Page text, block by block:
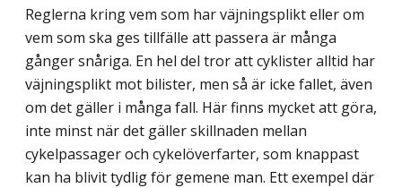
Reglerna kring vem som har väjningsplikt eller om
vem som ska ges tillfälle att passera är många
gånger snåriga. En hel del tror att cyklister alltid har
väjningsplikt mot bilister, men så är icke fallet, även
om det gäller i många fall. Här finns mycket att göra,
inte minst när det gäller skillnaden mellan
cykelpassager och cykelöverfarter, som knappast
kan ha blivit tydlig för gemene man. Ett exempel där